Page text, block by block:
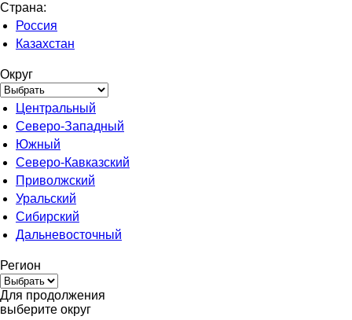
Страна:
Россия
Казахстан
Округ
Центральный
Северо-Западный
Южный
Северо-Кавказский
Приволжский
Уральский
Сибирский
Дальневосточный
Регион
Для продолжения
выберите округ